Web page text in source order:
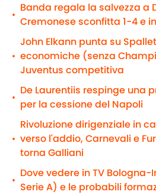
•
Banda regala la salvezza a
Cremonese sconfitta 1-4 e
•
John Elkann punta su
economiche (senza
Juventus competitiva
•
De Laurentiis respinge una
per la cessione del Napoli
•
Rivoluzione dirigenziale in
verso l'addio, Carnevali e
torna Galliani
•
Dove vedere in TV
Serie A) e le probabili